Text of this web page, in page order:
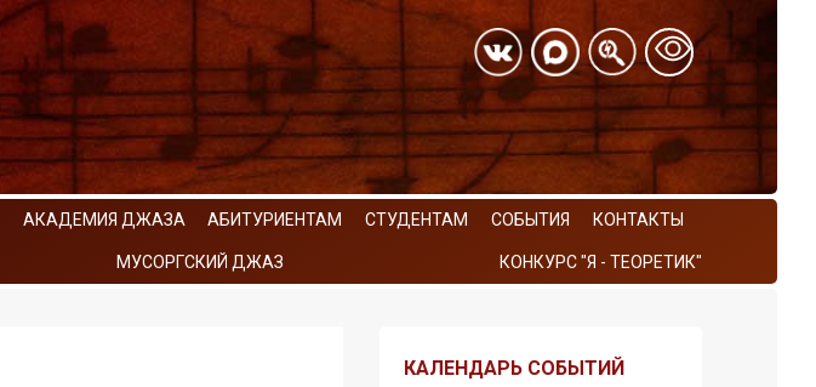
АКАДЕМИЯ ДЖАЗА АБИТУРИЕНТАМ СТУДЕНТАМ СОБЫТИЯ КОНТАКТЫ
МУСОРГСКИЙ ДЖАЗ КОНКУРС "Я - ТЕОРЕТИК"
КАЛЕНДАРЬ СОБЫТИЙ